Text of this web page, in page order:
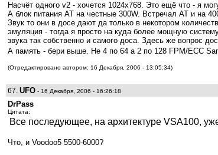
Насчёт одного v2 - хочется 1024x768. Это ещё что - я
А блок питания AT на честные 300W. Встречал AT и на
Звук то они в досе дают да только в некотором
эмуляция - тогда я просто на куда более мощную
звука так собственно и самого доса. Здесь же вопрос
А память - бери выше. Не 4 по 64 а 2 по 128 FPM/ECC
(Отредактировано автором: 16 Декабря, 2006 - 13:05:34)
67. UFO - 16 Декабря, 2006 - 16:26:18
DrPass
Цитата:
Все последующее, на архитектуре VSA100,
Что, и Voodoo5 5500-6000?